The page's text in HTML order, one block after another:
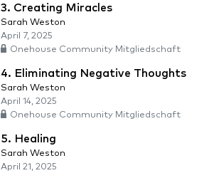
3. Creating Miracles
Sarah Weston
April 7, 2025
Onehouse Community Mitgliedschaft
4. Eliminating Negative Thoughts
Sarah Weston
April 14, 2025
Onehouse Community Mitgliedschaft
5. Healing
Sarah Weston
April 21, 2025